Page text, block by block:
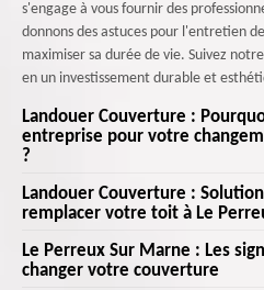
s'engage à vous fournir des
donnons des astuces pour l'entretien
maximiser sa durée de vie. Suivez
en un investissement durable et
Landouer Couverture :
entreprise pour votre
?
Chez Landouer Couverture , nous
solide et durable pour la
choisissant Landouer Couverture
vous optez pour une entreprise de
Landouer Couverture :
remplacer votre toit à Le
Landouer Couverture se distingue
solutions innovantes pour remplacer
Le Perreux Sur Marne : Les
changer votre couverture